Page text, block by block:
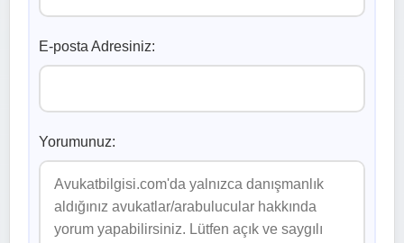
E-posta Adresiniz:
Yorumunuz: